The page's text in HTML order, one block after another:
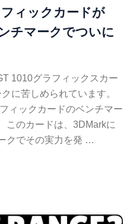
ィックカードが
チマークでついに
1010グラフィックスカー
に苦しめられています。
ィックカードのベンチマー
このカードは、3DMarkに
クでその実力を発 …